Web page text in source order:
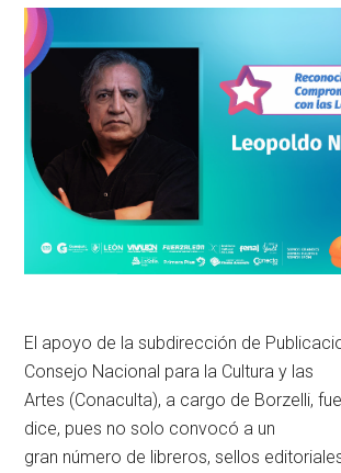
El apoyo de la subdirección de
Consejo Nacional para la Cultura y las
Artes (Conaculta), a cargo de Borzelli,
dice, pues no solo convocó a un
gran número de libreros, sellos